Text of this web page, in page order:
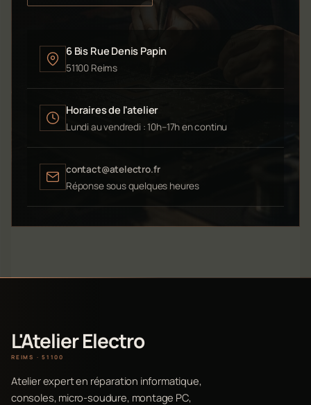
6 Bis Rue Denis Papin
51100 Reims
Horaires de l'atelier
Lundi au vendredi : 10h–17h en continu
contact@atelectro.fr
Réponse sous quelques heures
L'Atelier Electro
REIMS · 51100
Atelier expert en réparation informatique,
consoles, micro-soudure, montage PC,